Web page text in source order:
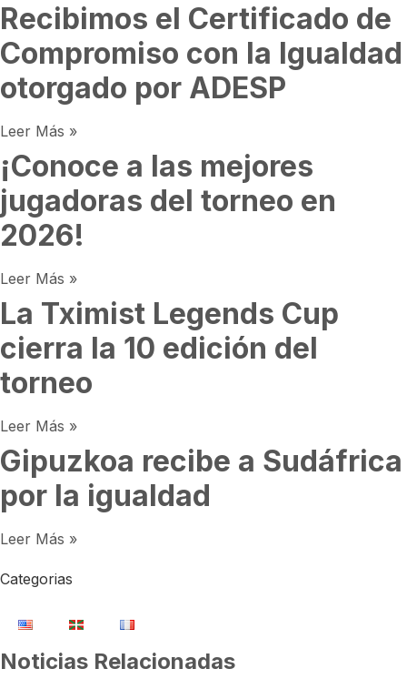
Recibimos el Certificado de
Compromiso con la Igualdad
otorgado por ADESP
Leer Más »
¡Conoce a las mejores
jugadoras del torneo en
2026!
Leer Más »
La Tximist Legends Cup
cierra la 10 edición del
torneo
Leer Más »
Gipuzkoa recibe a Sudáfrica
por la igualdad
Leer Más »
Categorias
Noticias Relacionadas